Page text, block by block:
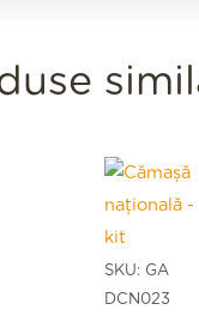
SKU: GA
DCN023